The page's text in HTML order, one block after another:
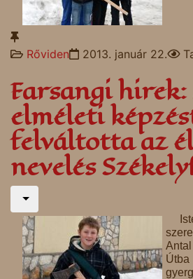
Rőviden 2013. január 22.
Farsangi
elméleti
felváltotta az
nevelés